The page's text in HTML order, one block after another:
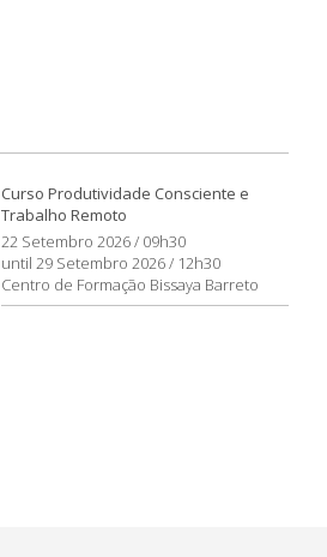
Curso Produtividade Consciente e
Trabalho Remoto
22 Setembro 2026 / 09h30
until 29 Setembro 2026 / 12h30
Centro de Formação Bissaya Barreto